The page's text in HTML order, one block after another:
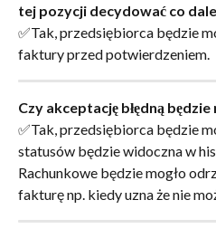
tej pozycji decydować co
✅Tak, przedsiębiorca będzie
faktury przed potwierdzeniem.
Czy akceptację błędną
✅Tak, przedsiębiorca będzie
statusów będzie widoczna w
Rachunkowe będzie mogło
fakturę np. kiedy uzna że nie